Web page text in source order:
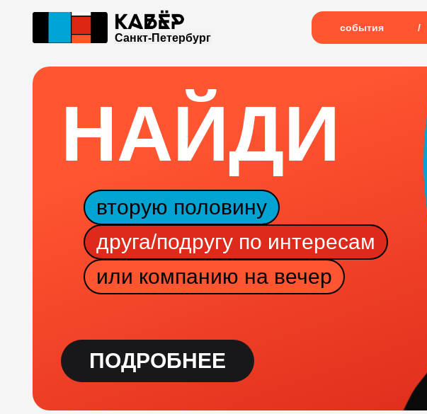
Санкт-Петербург
события /
НАЙДИ
вторую половину
друга/подругу по интересам
или компанию на вечер
ПОДРОБНЕЕ